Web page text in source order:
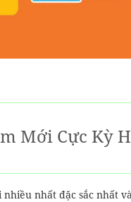
Mới Cực Kỳ
nhất đặc sắc nhất